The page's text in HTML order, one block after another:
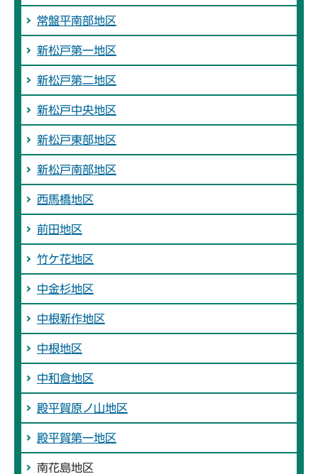
常盤平南部地区
新松戸第一地区
新松戸第二地区
新松戸中央地区
新松戸東部地区
新松戸南部地区
西馬橋地区
前田地区
竹ケ花地区
中金杉地区
中根新作地区
中根地区
中和倉地区
殿平賀原ノ山地区
殿平賀第一地区
南花島地区